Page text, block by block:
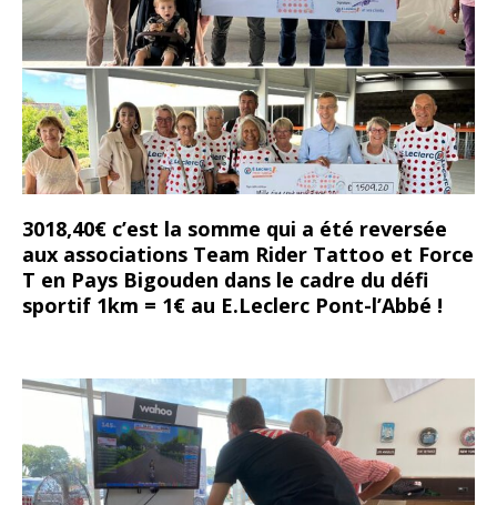
3018,40€ c’est la somme qui a été reversée
aux associations Team Rider Tattoo et Force
T en Pays Bigouden dans le cadre du défi
sportif 1km = 1€ au E.Leclerc Pont-l’Abbé !